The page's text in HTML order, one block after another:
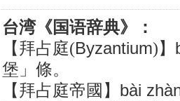
台湾《国语辞典》：
【拜占庭(Byzantium)
堡」條。
【拜占庭帝國】 bài